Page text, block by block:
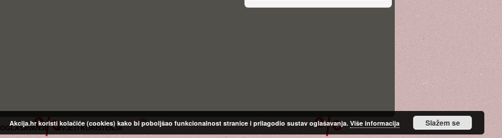
OGLAŠAVANJE UVJETI KORIŠTENJA
Akcija.hr koristi kolačiće (cookies) kako bi poboljšao funkcionalnost stranice i prilagodio sustav oglašavanja. Više informacija Slažem se